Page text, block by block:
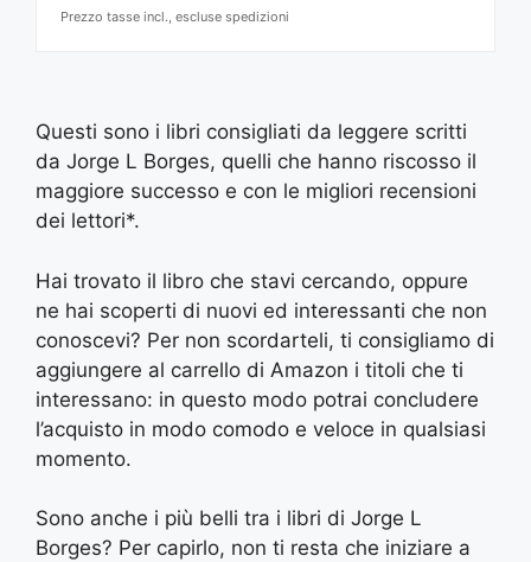
Prezzo tasse incl., escluse spedizioni
Questi sono i libri consigliati da leggere scritti
da Jorge L Borges, quelli che hanno riscosso il
maggiore successo e con le migliori recensioni
dei lettori*.
Hai trovato il libro che stavi cercando, oppure
ne hai scoperti di nuovi ed interessanti che non
conoscevi? Per non scordarteli, ti consigliamo di
aggiungere al carrello di Amazon i titoli che ti
interessano: in questo modo potrai concludere
l’acquisto in modo comodo e veloce in qualsiasi
momento.
Sono anche i più belli tra i libri di Jorge L
Borges? Per capirlo, non ti resta che iniziare a